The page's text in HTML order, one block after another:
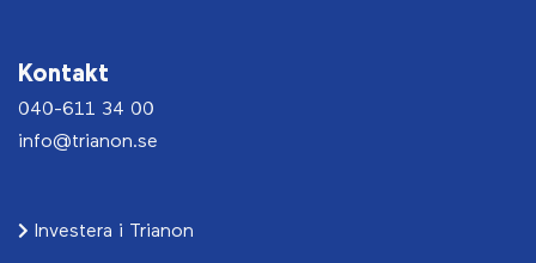
Kontakt
040-611 34 00
info@trianon.se
Investera i Trianon